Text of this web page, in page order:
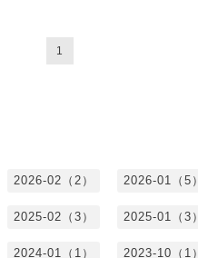
1
2026-02（2） 2026-01（5）
2025-02（3） 2025-01（3）
2024-01（1） 2023-10（1）